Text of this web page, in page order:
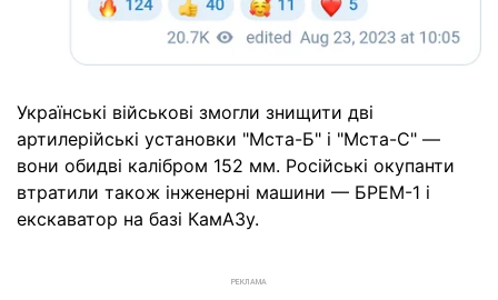
Українські військові змогли знищити дві
артилерійські установки "Мста-Б" і "Мста-С" —
вони обидві калібром 152 мм. Російські окупанти
втратили також інженерні машини — БРЕМ-1 і
екскаватор на базі КамАЗу.
РЕКЛАМА